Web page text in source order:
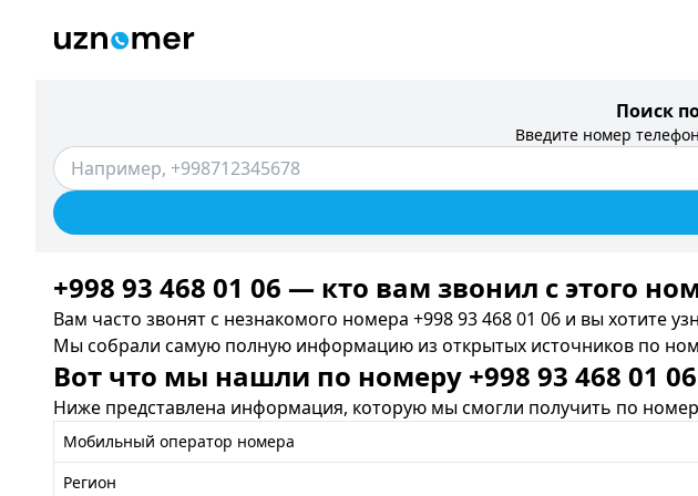
Поиск
Введите номер
+998 93 468 01 06 — кто вам звонил c этого
Вам часто звонят с незнакомого номера +998 93 468 01 06 и вы хотите
Мы собрали самую полную информацию из открытых источников по
Вот что мы нашли по номеру +998 93 468 01 06
Ниже представлена информация, которую мы смогли получить по
Мобильный оператор номера
Регион